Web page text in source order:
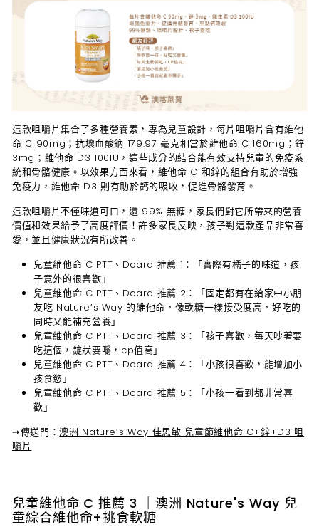
這款咀嚼片集合了多種營養素，專為兒童設計，每片咀嚼片含有維他
命 C 90mg；抗壞血酸鈉 179.97 毫克相當於維他命 C 160mg；鋅
3mg；維他命 D3 100IU，這些成分的結合能有效支持兒童的免疫系
統和骨骼健康。以效果方面來看，維他命 C 和鋅的組合有助於增強
免疫力，維他命 D3 則有助於鈣的吸收，促進骨骼發育。
這款咀嚼片不僅味道可口，還 99% 無糖，家長們對它所帶來的營養
價值和效果給予了高度評價！許多家長反映，孩子對這款產品非常喜
愛，並且健康狀況有所改善。
兒童維他命 C PTT、Dcard 推薦 1 ：「實際有橘子的味道，孩
子意外的很喜歡 」
兒童維他命 C PTT、Dcard 推薦 2 ：「固定都有在給家中小朋
友吃 Nature’s Way 的維他命，像軟糖一樣接受度高，好吃的
同時又能補充營養」
兒童維他命 C PTT、Dcard 推薦 3 ：「孩子喜歡，每天吵著要
吃這個，錠狀要嚼，cp值高」
兒童維他命 C PTT、Dcard 推薦 4 ：「小孩很喜歡，能增加小
孩食慾」
兒童維他命 C PTT、Dcard 推薦 5 ：「小孩一看到都非常喜
歡」
➙傳送門：澳洲 Nature’s Way 佳思敏 兒童節維他命 C+鋅+D3 咀
嚼片
兒童維他命 C 推薦 3 ｜澳洲 Nature's Way 兒
童綜合維他命+挑食軟糖